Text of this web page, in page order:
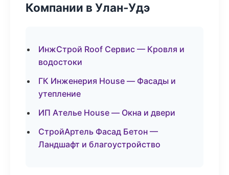
Компании в Улан-Удэ
ИнжСтрой Roof Сервис — Кровля и
водостоки
ГК Инженерия House — Фасады и
утепление
ИП Ателье House — Окна и двери
СтройАртель Фасад Бетон —
Ландшафт и благоустройство